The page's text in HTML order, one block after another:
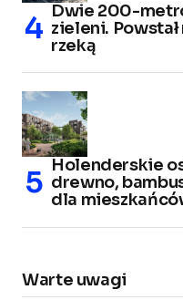
Dwie 200-
zieleni.
rzeką
Holenderskie
drewno,
dla
Warte uwagi